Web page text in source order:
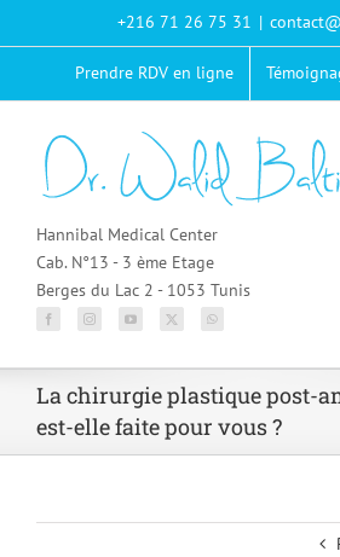
+216 71 26 75 31 |
Prendre RDV en ligne
Hannibal Medical Center
Cab. N°13 - 3 ème Etage
Berges du Lac 2 - 1053 Tunis
La chirurgie plastique post-
est-elle faite pour vous ?